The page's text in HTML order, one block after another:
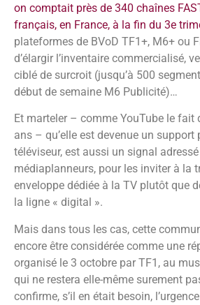
on comptait près de 340 chaînes
français, en France, à la fin du 3e
plateformes de BVoD TF1+, M6+ ou
d’élargir l’inventaire commercialisé,
ciblé de surcroit (jusqu’à 500
début de semaine M6 Publicité)…
Et marteler – comme YouTube le fait
ans – qu’elle est devenue un support
téléviseur, est aussi un signal
médiaplanneurs, pour les inviter à la
enveloppe dédiée à la TV plutôt que
la ligne « digital ».
Mais dans tous les cas, cette
encore être considérée comme une
organisé le 3 octobre par TF1, au
qui ne restera elle-même surement
confirme, s’il en était besoin,